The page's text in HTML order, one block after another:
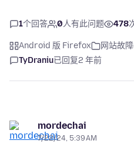
1个回答 0人有此问题 478
Android 版 Firefox 网站故障
TyDraniu已回复2 年前
mordechai
7/22/24, 5:39 AM